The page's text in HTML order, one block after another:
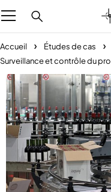
Accueil
Études de cas
Surveillance et contrôle du